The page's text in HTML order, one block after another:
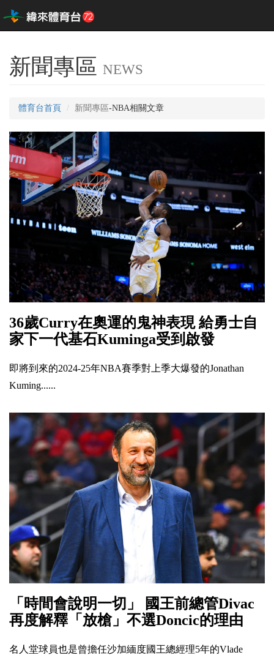
新聞專區 NEWS
體育台首頁 新聞專區-NBA相關文章
36歲Curry在奧運的鬼神表現 給勇士自
家下一代基石Kuminga受到啟發
即將到來的2024-25年NBA賽季對上季大爆發的Jonathan
Kuming......
「時間會說明一切」 國王前總管Divac
再度解釋「放槍」不選Doncic的理由
名人堂球員也是曾擔任沙加緬度國王總經理5年的Vlade